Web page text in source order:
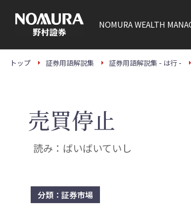
本
NOMURAWEALTH
トップ 証券用語解説集 証券用語解説集 - は行 -
売買停止
読み：ばいばいていし
分類：証券市場